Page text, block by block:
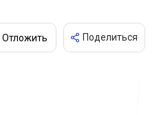
Отложить Поделиться